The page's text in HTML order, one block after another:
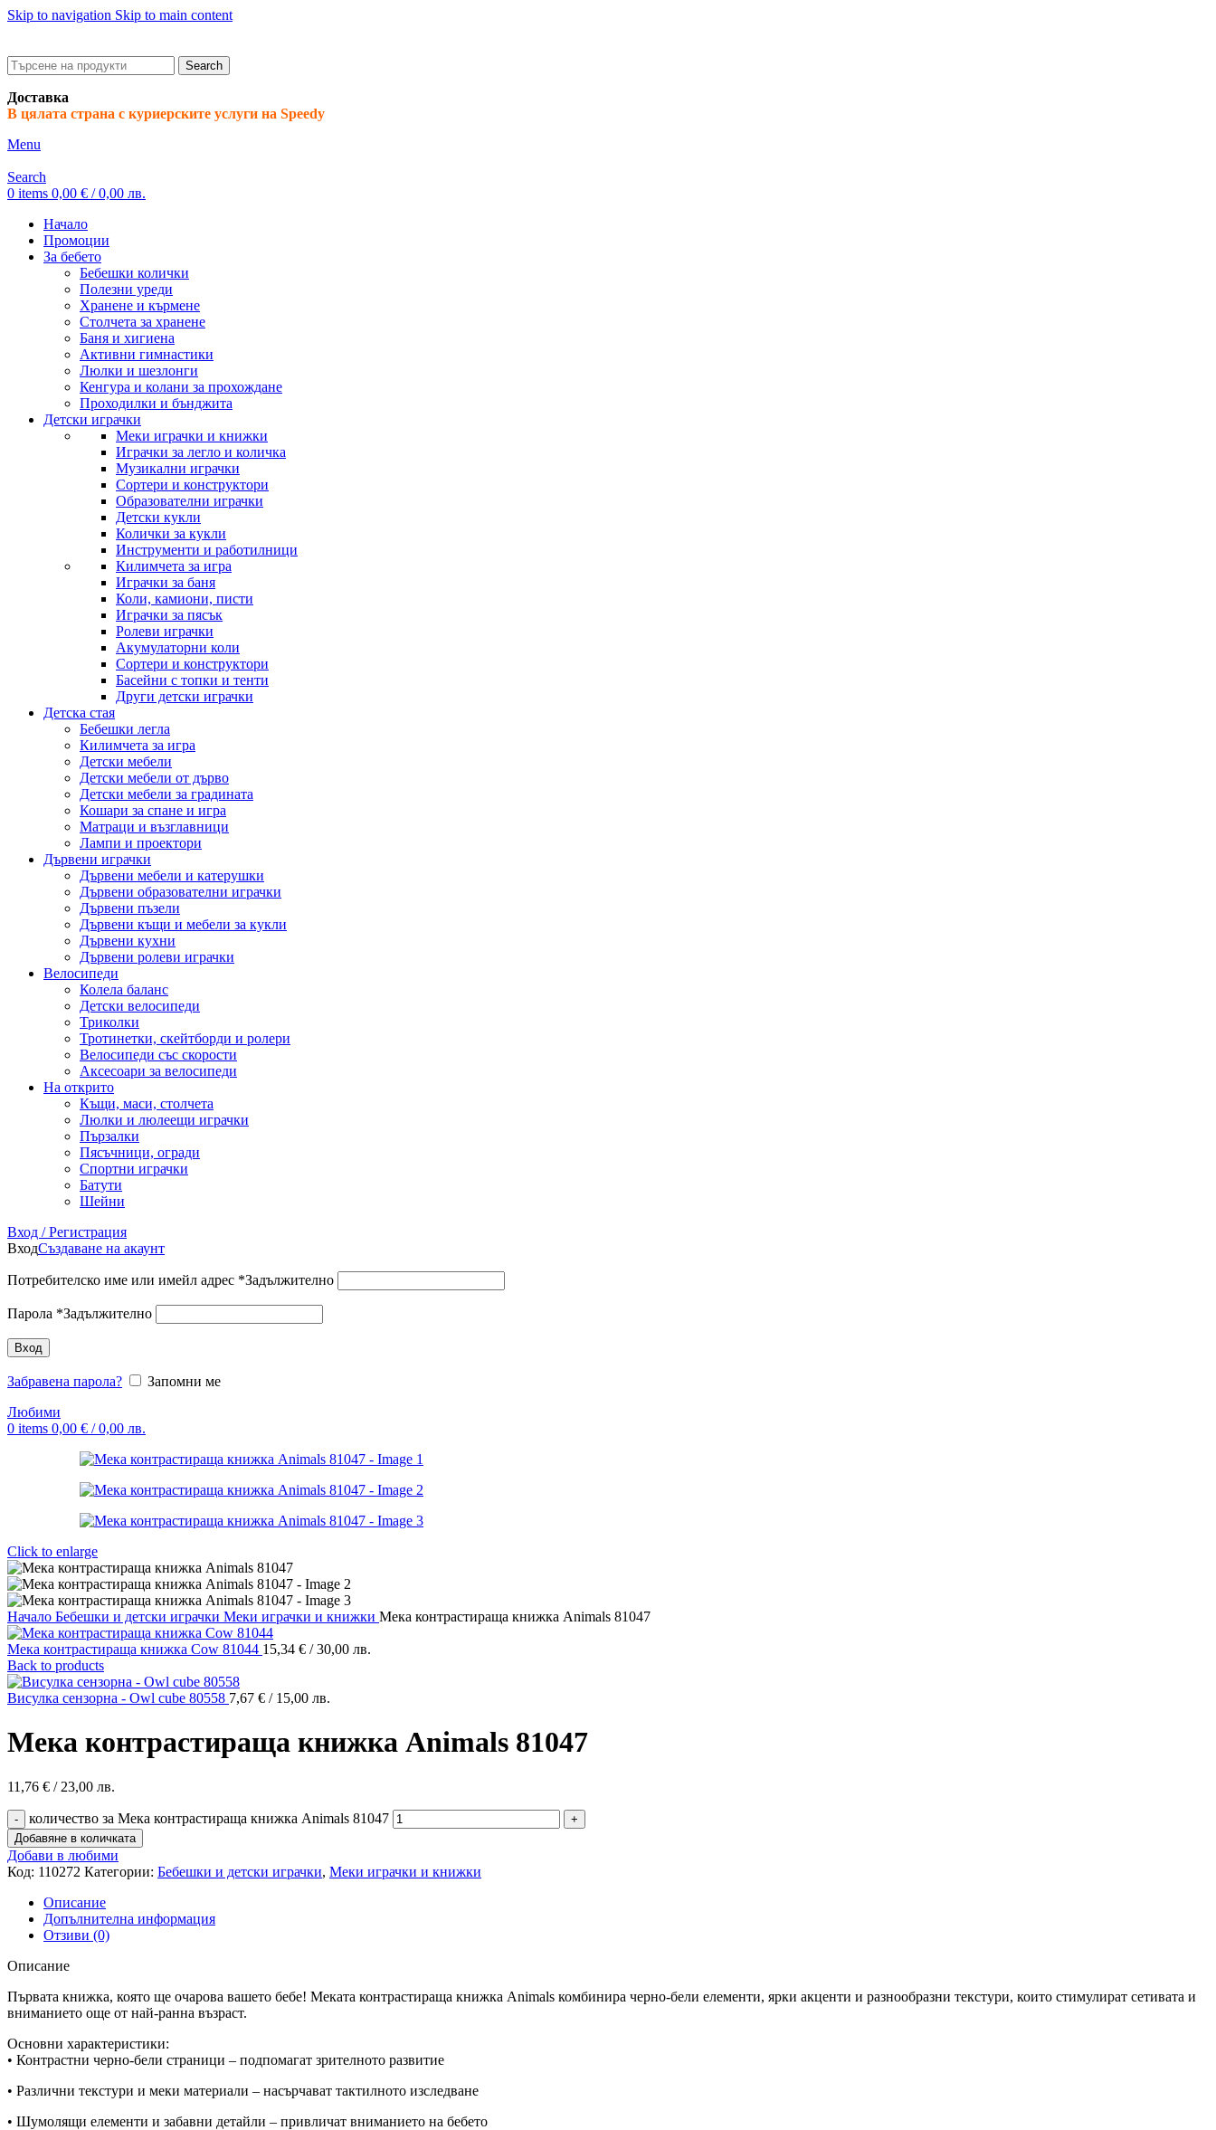
Skip to navigation Skip to main content
Search
Доставка
В цялата страна с куриерските услуги на Speedy
Menu
Search
0 items 0,00 € / 0,00 лв.
Начало
Промоции
За бебето
Бебешки колички
Полезни уреди
Хранене и кърмене
Столчета за хранене
Баня и хигиена
Активни гимнастики
Люлки и шезлонги
Кенгура и колани за прохождане
Проходилки и бънджита
Детски играчки
Меки играчки и книжки
Играчки за легло и количка
Музикални играчки
Сортери и конструктори
Образователни играчки
Детски кукли
Колички за кукли
Инструменти и работилници
Килимчета за игра
Играчки за баня
Коли, камиони, писти
Играчки за пясък
Ролеви играчки
Акумулаторни коли
Сортери и конструктори
Басейни с топки и тенти
Други детски играчки
Детска стая
Бебешки легла
Килимчета за игра
Детски мебели
Детски мебели от дърво
Детски мебели за градината
Кошари за спане и игра
Матраци и възглавници
Лампи и проектори
Дървени играчки
Дървени мебели и катерушки
Дървени образователни играчки
Дървени пъзели
Дървени къщи и мебели за кукли
Дървени кухни
Дървени ролеви играчки
Велосипеди
Колела баланс
Детски велосипеди
Триколки
Тротинетки, скейтборди и ролери
Велосипеди със скорости
Аксесоари за велосипеди
На открито
Къщи, маси, столчета
Люлки и люлеещи играчки
Пързалки
Пясъчници, огради
Спортни играчки
Батути
Шейни
Вход / Регистрация
ВходСъздаване на акаунт
Потребителско име или имейл адрес *Задължително
Парола *Задължително
Вход
Забравена парола?
Запомни ме
Любими
0 items 0,00 € / 0,00 лв.
Click to enlarge
Начало Бебешки и детски играчки Меки играчки и книжки Мека контрастираща книжка Animals 81047
Мека контрастираща книжка Cow 81044 15,34 € / 30,00 лв.
Back to products
Висулка сензорна - Owl cube 80558 7,67 € / 15,00 лв.
Мека контрастираща книжка Animals 81047
11,76 € / 23,00 лв.
количество за Мека контрастираща книжка Animals 81047
Добавяне в количката
Добави в любими
Код: 110272 Категории: Бебешки и детски играчки, Меки играчки и книжки
Описание
Допълнителна информация
Отзиви (0)
Описание
Първата книжка, която ще очарова вашето бебе! Меката контрастираща книжка Animals комбинира черно-бели елементи, ярки акценти и разнообразни текстури, които стимулират сетивата и
вниманието още от най-ранна възраст.
Основни характеристики:
• Контрастни черно-бели страници – подпомагат зрителното развитие
• Различни текстури и меки материали – насърчават тактилното изследване
• Шумолящи елементи и забавни детайли – привличат вниманието на бебето